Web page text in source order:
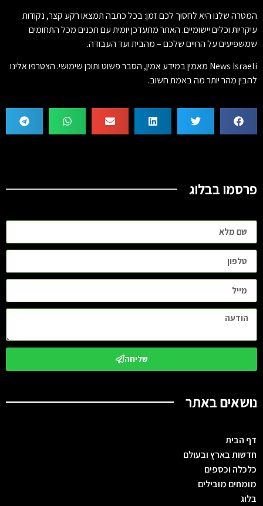
המטרה שלנו היא לחסוך לכם זמן: בכל כתבה תמצאו רקע קצר, נקודות
עיקריות וכלים יישומיים. האתר מתעדכן יומית עם תכנים מכל התחומים
שמשפיעים על החיים שלכם – מהבית ועד העבודה.
News Israeli מאמין במידע אמין, הסבר פשוט ותוכן שימושי. הצטרפו אלינו
להבין מהר יותר מה באמת חשוב.
פרסמו בבלוג
שליחה
נושאים באתר
דף הבית
חדשות בארץ ובעולם
כלכלה וכספים
מומחים מובילים
בלוג